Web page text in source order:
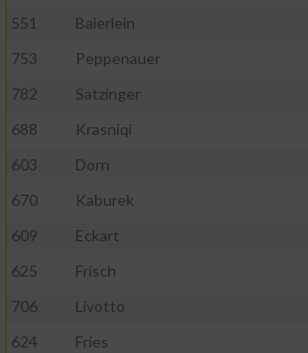
551
Baierlein
753
Peppenauer
782
Satzinger
688
Krasniqi
603
Dorn
670
Kaburek
609
Eckart
625
Frisch
706
Livotto
624
Fries